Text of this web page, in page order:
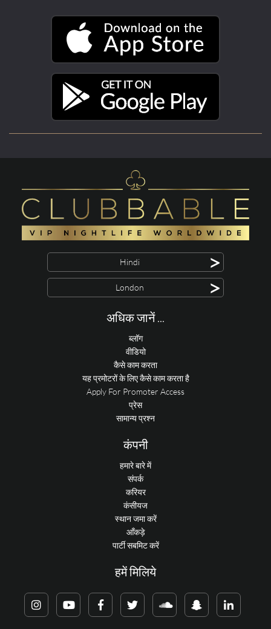
Hindi >
London >
अधिक जानें ...
ब्लॉग
वीडियो
कैसे काम करता
यह प्रमोटरों के लिए कैसे काम करता है
Apply For Promoter Access
प्रेस
सामान्य प्रश्न
कंपनी
हमारे बारे में
संपर्क
करियर
कंसीयज
स्थान जमा करें
आँकड़े
पार्टी सबमिट करें
हमें मिलिये